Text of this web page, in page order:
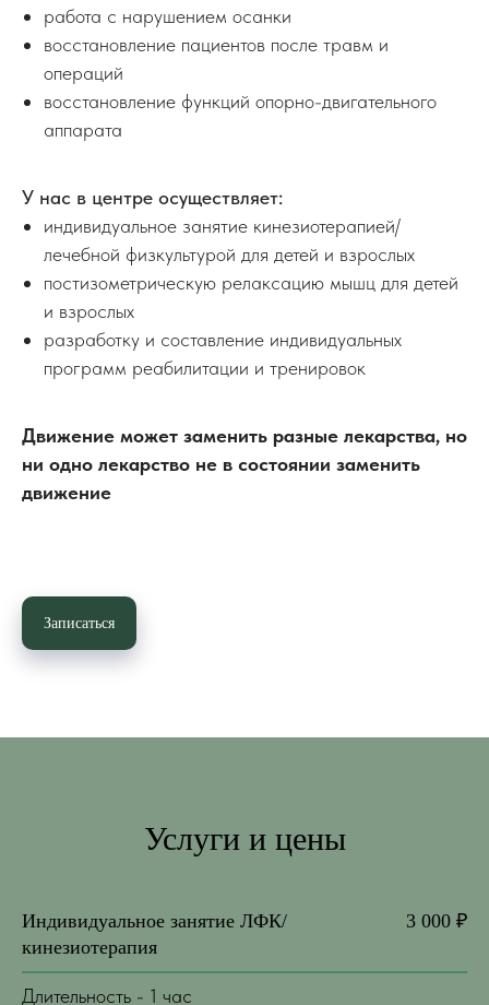
работа с нарушением осанки
восстановление пациентов после травм и
операций
восстановление функций опорно-двигательного
аппарата
У нас в центре осуществляет:
индивидуальное занятие кинезиотерапией/
лечебной физкультурой для детей и взрослых
постизометрическую релаксацию мышц для детей
и взрослых
разработку и составление индивидуальных
программ реабилитации и тренировок
Движение может заменить разные лекарства, но
ни одно лекарство не в состоянии заменить
движение
Записаться
Услуги и цены
Индивидуальное занятие ЛФК/
кинезиотерапия
3 000 ₽
Длительность - 1 час